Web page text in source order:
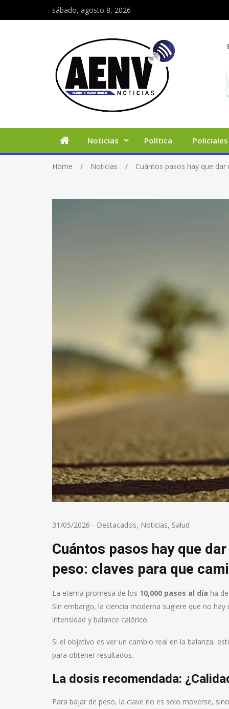
sábado, agosto 8, 2026
Noticias Política Policiales
Home Noticias Cuántos pasos hay que
31/05/2026 - Destacados, Noticias, Salud
Cuántos pasos hay que
peso: claves para que
La eterna promesa de los 10,000 pasos al día ha
Sin embargo, la ciencia moderna sugiere que no
intensidad y balance calórico.
Si el objetivo es ver un cambio real en la balanza,
para obtener resultados.
La dosis recomendada:
Para bajar de peso, la clave no es solo moverse,